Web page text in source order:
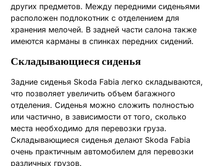
других предметов. Между передними сиденьями
расположен подлокотник с отделением для
хранения мелочей. В задней части салона также
имеются карманы в спинках передних сидений.
Складывающиеся сиденья
Задние сиденья Skoda Fabia легко складываются,
что позволяет увеличить объем багажного
отделения. Сиденья можно сложить полностью
или частично, в зависимости от того, сколько
места необходимо для перевозки груза.
Складывающиеся сиденья делают Skoda Fabia
очень практичным автомобилем для перевозки
различных грузов.